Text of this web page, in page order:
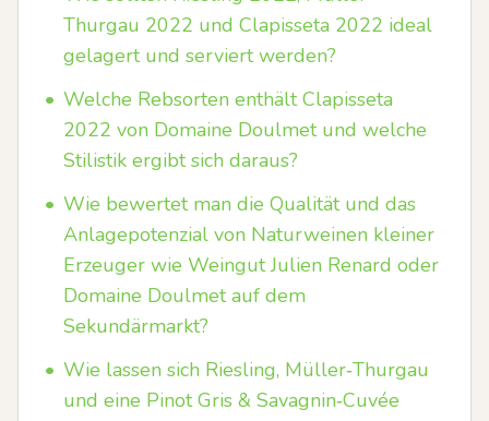
Thurgau 2022 und Clapisseta 2022 ideal
gelagert und serviert werden?
• Welche Rebsorten enthält Clapisseta
2022 von Domaine Doulmet und welche
Stilistik ergibt sich daraus?
• Wie bewertet man die Qualität und das
Anlagepotenzial von Naturweinen kleiner
Erzeuger wie Weingut Julien Renard oder
Domaine Doulmet auf dem
Sekundärmarkt?
• Wie lassen sich Riesling, Müller‑Thurgau
und eine Pinot Gris & Savagnin‑Cuvée